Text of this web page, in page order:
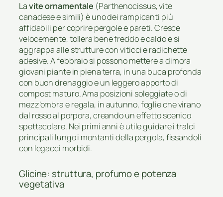
Lavite ornamentale (Parthenocissus, vite
canadese e simili) è uno dei rampicanti più
affidabili per coprire pergole e pareti. Cresce
velocemente, tollera bene freddo e caldo e si
aggrappa alle strutture con viticci e radichette
adesive. A febbraio si possono mettere a dimora
giovani piante in piena terra, in una buca profonda
con buon drenaggio e un leggero apporto di
compost maturo. Ama posizioni soleggiate o di
mezz’ombra e regala, in autunno, foglie che virano
dal rosso al porpora, creando un effetto scenico
spettacolare. Nei primi anni è utile guidare i tralci
principali lungo i montanti della pergola, fissandoli
con legacci morbidi.
Glicine: struttura, profumo e potenza
vegetativa